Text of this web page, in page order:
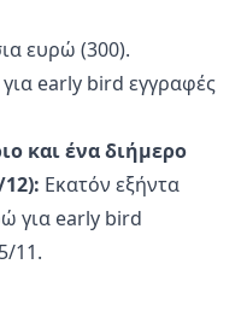
ευρώ (300).
early bird εγγραφές
και ένα διήμερο
Eκατόν εξήντα
για early bird
11.